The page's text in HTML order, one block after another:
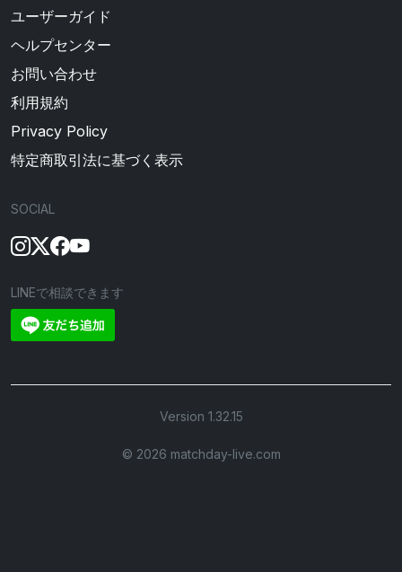
ユーザーガイド
ヘルプセンター
お問い合わせ
利用規約
Privacy Policy
特定商取引法に基づく表示
SOCIAL
LINEで相談できます
Version 1.32.15
©︎ 2026 matchday-live.com